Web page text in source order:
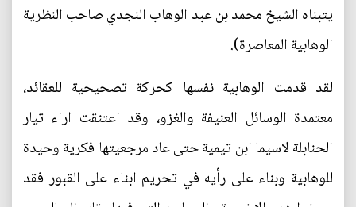
يتبناه الشيخ محمد بن عبد الوهاب النجدي صاحب النظرية
الوهابية المعاصرة).
لقد قدمت الوهابية نفسها كحركة تصحيحية للعقائد،
معتمدة الوسائل العنيفة والغزو، وقد اعتنقت اراء تيار
الحنابلة لاسيما ابن تيمية حتى عاد مرجعيتها فكرية وحيدة
للوهابية وبناء على رأيه في تحريم ابناء على القبور فقد